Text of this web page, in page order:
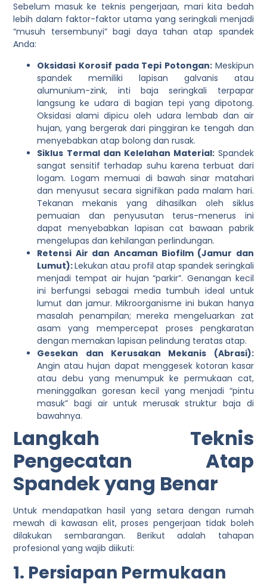
Sebelum masuk ke teknis pengerjaan, mari kita bedah
lebih dalam faktor-faktor utama yang seringkali menjadi
“musuh tersembunyi” bagi daya tahan atap spandek
Anda:
Oksidasi Korosif pada Tepi Potongan: Meskipun
spandek memiliki lapisan galvanis atau
alumunium-zink, inti baja seringkali terpapar
langsung ke udara di bagian tepi yang dipotong.
Oksidasi alami dipicu oleh udara lembab dan air
hujan, yang bergerak dari pinggiran ke tengah dan
menyebabkan atap bolong dan rusak.
Siklus Termal dan Kelelahan Material: Spandek
sangat sensitif terhadap suhu karena terbuat dari
logam. Logam memuai di bawah sinar matahari
dan menyusut secara signifikan pada malam hari.
Tekanan mekanis yang dihasilkan oleh siklus
pemuaian dan penyusutan terus-menerus ini
dapat menyebabkan lapisan cat bawaan pabrik
mengelupas dan kehilangan perlindungan.
Retensi Air dan Ancaman Biofilm (Jamur dan
Lumut):Lekukan atau profil atap spandek seringkali
menjadi tempat air hujan “parkir”. Genangan kecil
ini berfungsi sebagai media tumbuh ideal untuk
lumut dan jamur. Mikroorganisme ini bukan hanya
masalah penampilan; mereka mengeluarkan zat
asam yang mempercepat proses pengkaratan
dengan memakan lapisan pelindung teratas atap.
Gesekan dan Kerusakan Mekanis (Abrasi):
Angin atau hujan dapat menggesek kotoran kasar
atau debu yang menumpuk ke permukaan cat,
meninggalkan goresan kecil yang menjadi “pintu
masuk” bagi air untuk merusak struktur baja di
bawahnya.
Langkah Teknis
Pengecatan Atap
Spandek yang Benar
Untuk mendapatkan hasil yang setara dengan rumah
mewah di kawasan elit, proses pengerjaan tidak boleh
dilakukan sembarangan. Berikut adalah tahapan
profesional yang wajib diikuti:
1. Persiapan Permukaan